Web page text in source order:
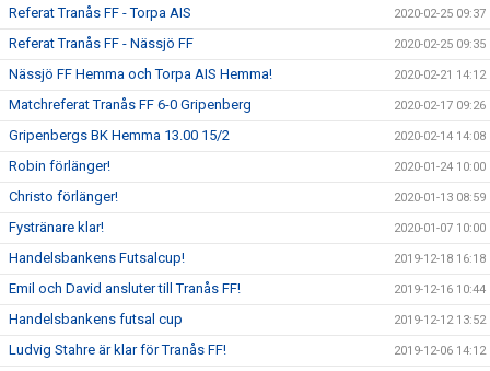
Referat Tranås FF - Torpa AIS 2020-02-25 09:37
Referat Tranås FF - Nässjö FF 2020-02-25 09:35
Nässjö FF Hemma och Torpa AIS Hemma! 2020-02-21 14:12
Matchreferat Tranås FF 6-0 Gripenberg 2020-02-17 09:26
Gripenbergs BK Hemma 13.00 15/2 2020-02-14 14:08
Robin förlänger! 2020-01-24 10:00
Christo förlänger! 2020-01-13 08:59
Fystränare klar! 2020-01-07 10:00
Handelsbankens Futsalcup! 2019-12-18 16:18
Emil och David ansluter till Tranås FF! 2019-12-16 10:44
Handelsbankens futsal cup 2019-12-12 13:52
Ludvig Stahre är klar för Tranås FF! 2019-12-06 14:12